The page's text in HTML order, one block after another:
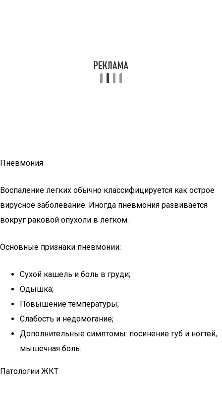
Пневмония
Воспаление легких обычно классифицируется как острое
вирусное заболевание. Иногда пневмония развивается
вокруг раковой опухоли в легком.
Основные признаки пневмонии:
Сухой кашель и боль в груди;
Одышка;
Повышение температуры;
Слабость и недомогание;
Дополнительные симптомы: посинение губ и ногтей,
мышечная боль.
Патологии ЖКТ